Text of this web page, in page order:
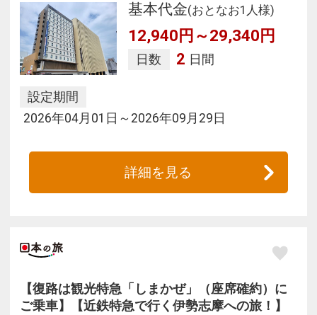
基本代金(おとなお1人様)
12,940円～29,340円
日数 2 日間
設定期間
2026年04月01日～2026年09月29日
詳細を見る
【復路は観光特急「しまかぜ」（座席確約）に
ご乗車】【近鉄特急で行く伊勢志摩への旅！】